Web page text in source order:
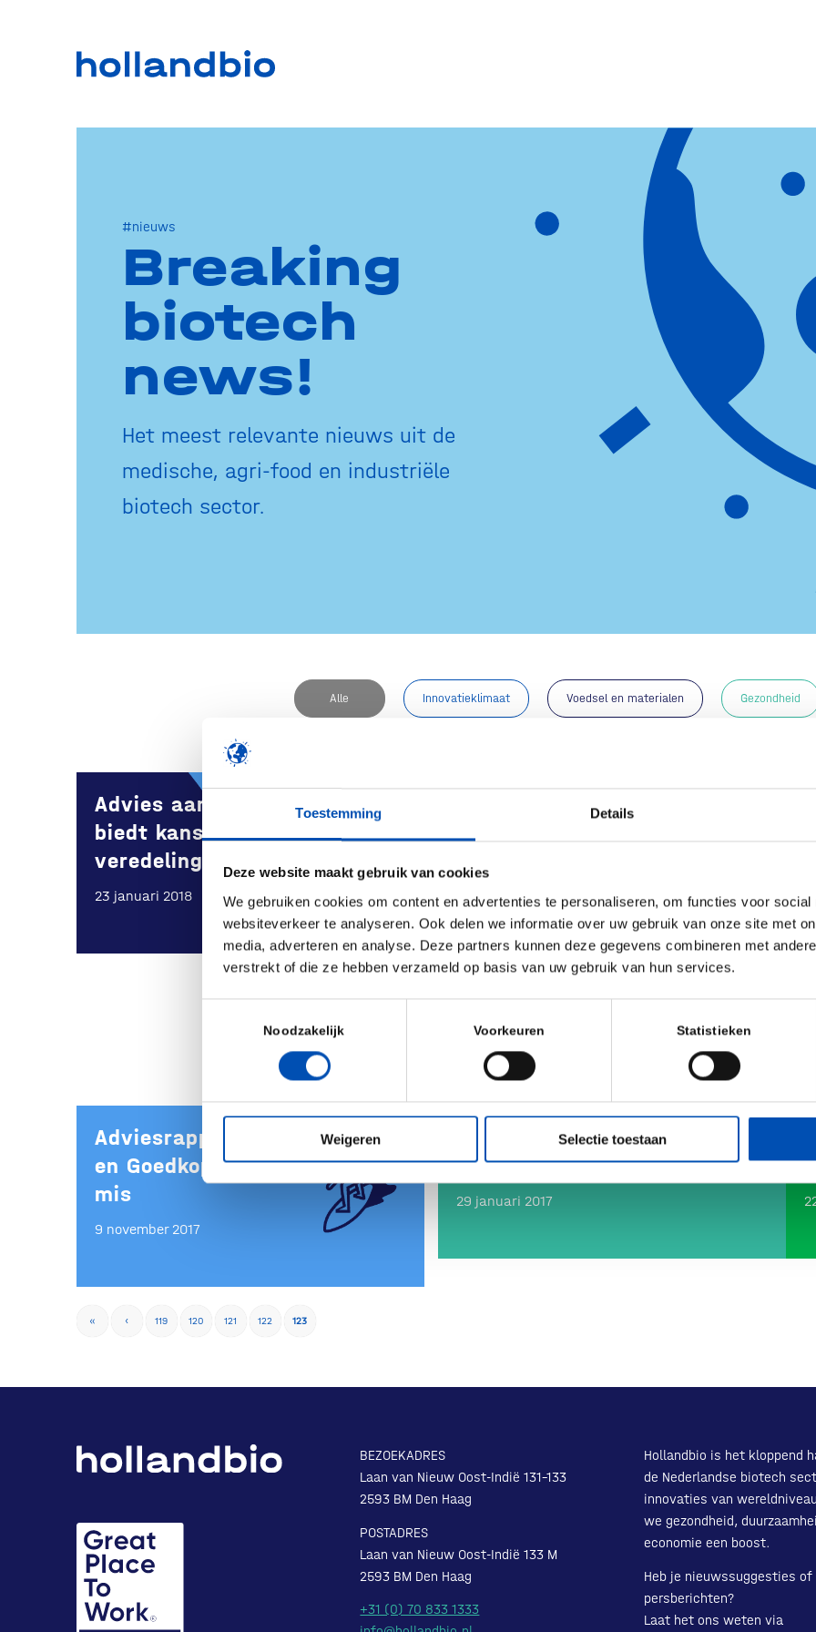
Toestemming Details
Deze website maakt gebruik van cookies
We gebruiken cookies om content en advertenties te personaliseren, om functies voor social
websiteverkeer te analyseren. Ook delen we informatie over uw gebruik van onze site met
media, adverteren en analyse. Deze partners kunnen deze gegevens combineren met
verstrekt of die ze hebben verzameld op basis van uw gebruik van hun services.
Noodzakelijk Voorkeuren Statistieken
Weigeren Selectie toestaan
#nieuws
Breaking
biotech
news!
Het meest relevante nieuws uit de
medische, agri-food en industriële
biotech sector.
Alle Innovatieklimaat Voedsel en materialen Gezondheid
Advies aan Europese Hof
biedt kansen voor moderne
veredeling
23 januari 2018
Apotheker gaat Orkambi
namaken. Of toch niet.
16 januari 2018
Komst EMA boost voor life
sciences sector
21 november 2017
Adviesrapport Sneller, Beter
en Goedkoper slaat de plank
mis
9 november 2017
HollandBIO Year Event 2018:
op en top genieten!
29 januari 2017
« ‹ 119 120 121 122 123
BEZOEKADRES
Laan van Nieuw Oost-Indië 131-133
2593 BM Den Haag
POSTADRES
Laan van Nieuw Oost-Indië 133 M
2593 BM Den Haag
+31 (0) 70 833 1333
Hollandbio is het kloppend
de Nederlandse biotech
innovaties van
we gezondheid,
economie een boost.
Heb je nieuwssuggesties of
persberichten?
Laat het ons weten via